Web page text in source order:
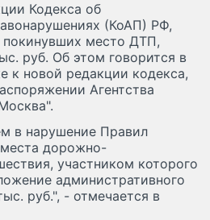
Кодекса об
(КоАП) РФ,
место ДТП,
руб. Об этом говорится в
к новой редакции кодекса,
Агентства
в нарушение Правил
дорожно-
участником которого
административного
руб.", - отмечается в